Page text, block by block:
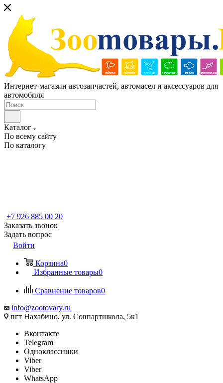
Интернет-магазин автозапчастей, автомасел и аксессуаров для
автомобиля
Каталог
По всему сайту
По каталогу
+7 926 885 00 20
Заказать звонок
Задать вопрос
Войти
Корзина0
Избранные товары0
Сравнение товаров0
info@zootovary.ru
пгт Нахабино, ул. Совпартшкола, 5к1
Вконтакте
Telegram
Одноклассники
Viber
Viber
WhatsApp